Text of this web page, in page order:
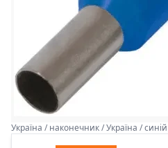
Україна / наконечник / Україна /